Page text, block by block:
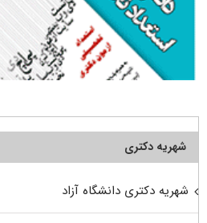
شهریه دکتری
شهریه دکتری دانشگاه آزاد